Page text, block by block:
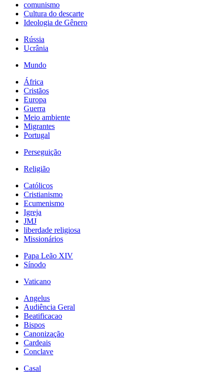
comunismo
Cultura do descarte
Ideologia de Gênero
Rússia
Ucrânia
Mundo
África
Cristãos
Europa
Guerra
Meio ambiente
Migrantes
Portugal
Perseguição
Religião
Católicos
Cristianismo
Ecumenismo
Igreja
JMJ
liberdade religiosa
Missionários
Papa Leão XIV
Sínodo
Vaticano
Angelus
Audiência Geral
Beatificacao
Bispos
Canonização
Cardeais
Conclave
Casal